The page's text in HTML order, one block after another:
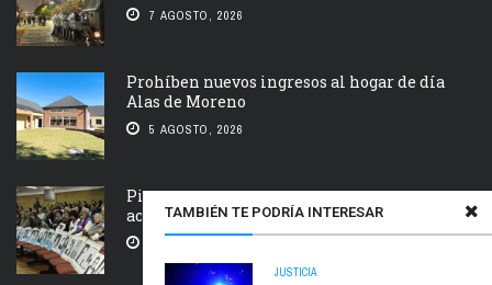
TAMBIÉN TE PODRÍA INTERESAR
JUSTICIA
7 AGOSTO, 2026
Prohíben nuevos ingresos al hogar de día
Alas de Moreno
5 AGOSTO, 2026
Piden que el Tribunal Federal 2 de Rosario
acelere el juicio Saint Amant IV